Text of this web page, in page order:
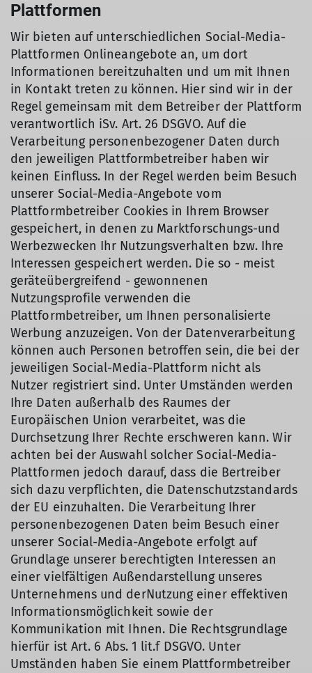
Plattformen
Wir bieten auf unterschiedlichen Social-Media-
Plattformen Onlineangebote an, um dort
Informationen bereitzuhalten und um mit Ihnen
in Kontakt treten zu können. Hier sind wir in der
Regel gemeinsam mit dem Betreiber der Plattform
verantwortlich iSv. Art. 26 DSGVO. Auf die
Verarbeitung personenbezogener Daten durch
den jeweiligen Plattformbetreiber haben wir
keinen Einfluss. In der Regel werden beim Besuch
unserer Social-Media-Angebote vom
Plattformbetreiber Cookies in Ihrem Browser
gespeichert, in denen zu Marktforschungs-und
Werbezwecken Ihr Nutzungsverhalten bzw. Ihre
Interessen gespeichert werden. Die so - meist
geräteübergreifend - gewonnenen
Nutzungsprofile verwenden die
Plattformbetreiber, um Ihnen personalisierte
Werbung anzuzeigen. Von der Datenverarbeitung
können auch Personen betroffen sein, die bei der
jeweiligen Social-Media-Plattform nicht als
Nutzer registriert sind. Unter Umständen werden
Ihre Daten außerhalb des Raumes der
Europäischen Union verarbeitet, was die
Durchsetzung Ihrer Rechte erschweren kann. Wir
achten bei der Auswahl solcher Social-Media-
Plattformen jedoch darauf, dass die Bertreiber
sich dazu verpflichten, die Datenschutzstandards
der EU einzuhalten. Die Verarbeitung Ihrer
personenbezogenen Daten beim Besuch einer
unserer Social-Media-Angebote erfolgt auf
Grundlage unserer berechtigten Interessen an
einer vielfältigen Außendarstellung unseres
Unternehmens und derNutzung einer effektiven
Informationsmöglichkeit sowie der
Kommunikation mit Ihnen. Die Rechtsgrundlage
hierfür ist Art. 6 Abs. 1 lit.f DSGVO. Unter
Umständen haben Sie einem Plattformbetreiber